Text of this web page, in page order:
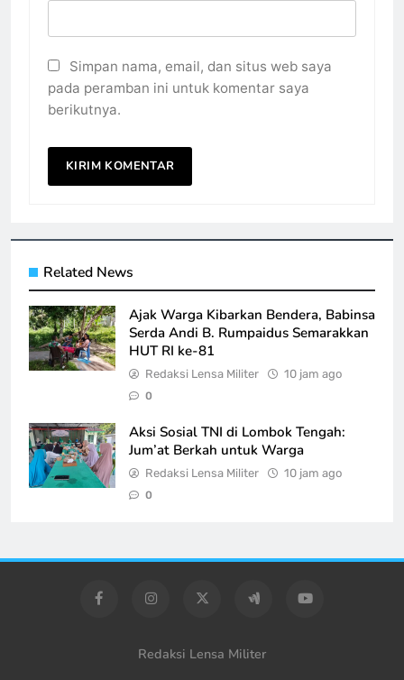
Simpan nama, email, dan situs web saya
pada peramban ini untuk komentar saya
berikutnya.
Related News
Ajak Warga Kibarkan Bendera, Babinsa
Serda Andi B. Rumpaidus Semarakkan
HUT RI ke-81
Redaksi Lensa Militer 10 jam ago
0
Aksi Sosial TNI di Lombok Tengah:
Jum’at Berkah untuk Warga
Redaksi Lensa Militer 10 jam ago
0
Redaksi Lensa Militer